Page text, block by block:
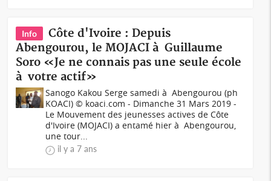
Info
Côte d'Ivoire : Depuis
Abengourou, le MOJACI à Guillaume
Soro «Je ne connais pas une seule école
à votre actif»
Sanogo Kakou Serge samedi à Abengourou (ph
KOACI) © koaci.com - Dimanche 31 Mars 2019 -
Le Mouvement des jeunesses actives de Côte
d'Ivoire (MOJACI) a entamé hier à Abengourou,
une tour...
il y a 7 ans